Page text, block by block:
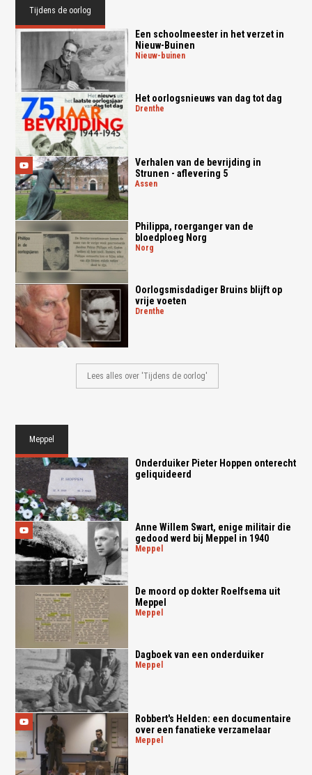
Tijdens de oorlog
Een schoolmeester in het verzet in
Nieuw-Buinen
nieuw-buinen
Het oorlogsnieuws van dag tot dag
drenthe
Verhalen van de bevrijding in
Strunen - aflevering 5
assen
Philippa, roerganger van de
bloedploeg Norg
norg
Oorlogsmisdadiger Bruins blijft op
vrije voeten
drenthe
Lees alles over 'Tijdens de oorlog'
Meppel
Onderduiker Pieter Hoppen onterecht
geliquideerd
Anne Willem Swart, enige militair die
gedood werd bij Meppel in 1940
meppel
De moord op dokter Roelfsema uit
Meppel
meppel
Dagboek van een onderduiker
meppel
Robbert's Helden: een documentaire
over een fanatieke verzamelaar
meppel